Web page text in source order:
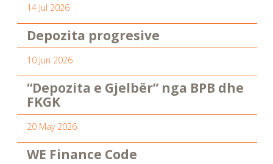
14 Jul 2026
Depozita progresive
10 Jun 2026
“Depozita e Gjelbër” nga BPB dhe
FKGK
20 May 2026
WE Finance Code